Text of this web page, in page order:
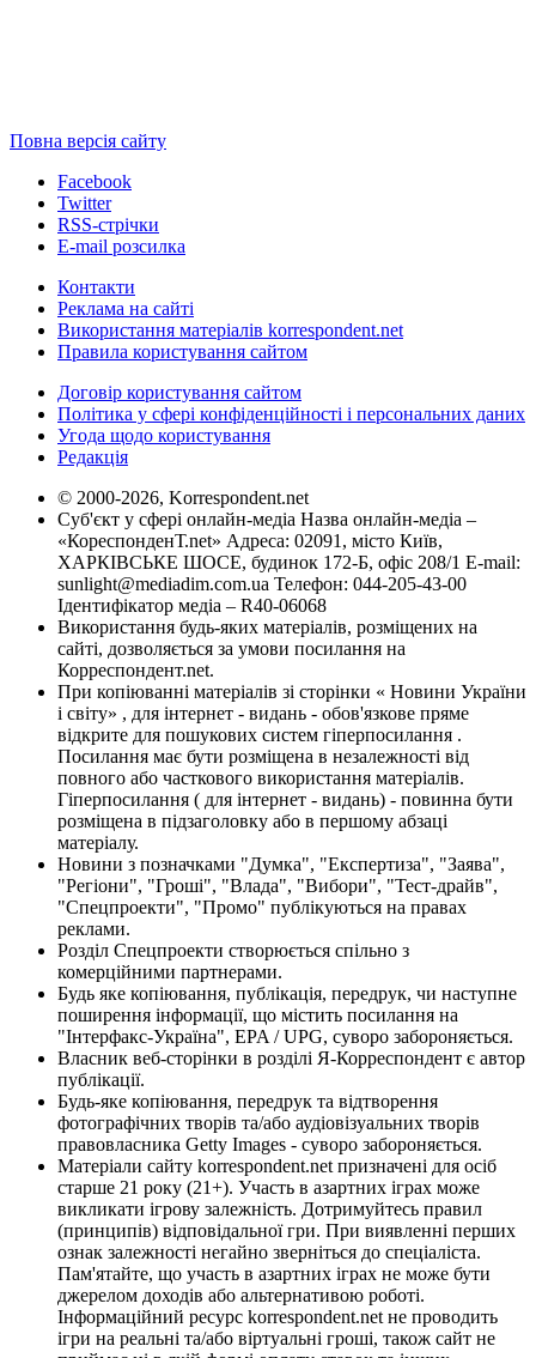
Повна версія сайту
Facebook
Twitter
RSS-стрічки
E-mail розсилка
Контакти
Реклама на сайті
Використання матеріалів korrespondent.net
Правила користування сайтом
Договір користування сайтом
Політика у сфері конфіденційності і персональних даних
Угода щодо користування
Редакція
© 2000-2026, Korrespondent.net
Суб'єкт у сфері онлайн-медіа Назва онлайн-медіа –
«КореспонденТ.net» Адреса: 02091, місто Київ,
ХАРКІВСЬКЕ ШОСЕ, будинок 172-Б, офіс 208/1 E-mail:
sunlight@mediadim.com.ua Телефон: 044-205-43-00
Ідентифікатор медіа – R40-06068
Використання будь-яких матеріалів, розміщених на
сайті, дозволяється за умови посилання на
Корреспондент.net.
При копіюванні матеріалів зі сторінки « Новини України
і світу» , для інтернет - видань - обов'язкове пряме
відкрите для пошукових систем гіперпосилання .
Посилання має бути розміщена в незалежності від
повного або часткового використання матеріалів.
Гіперпосилання ( для інтернет - видань) - повинна бути
розміщена в підзаголовку або в першому абзаці
матеріалу.
Новини з позначками "Думка", "Експертиза", "Заява",
"Регіони", "Гроші", "Влада", "Вибори", "Тест-драйв",
"Спецпроекти", "Промо" публікуються на правах
реклами.
Розділ Спецпроекти створюється спільно з
комерційними партнерами.
Будь яке копіювання, публікація, передрук, чи наступне
поширення інформації, що містить посилання на
"Інтерфакс-Україна", EPA / UPG, суворо забороняється.
Власник веб-сторінки в розділі Я-Корреспондент є автор
публікації.
Будь-яке копіювання, передрук та відтворення
фотографічних творів та/або аудіовізуальних творів
правовласника Getty Images - суворо забороняється.
Матеріали сайту korrespondent.net призначені для осіб
старше 21 року (21+). Участь в азартних іграх може
викликати ігрову залежність. Дотримуйтесь правил
(принципів) відповідальної гри. При виявленні перших
ознак залежності негайно зверніться до спеціаліста.
Пам'ятайте, що участь в азартних іграх не може бути
джерелом доходів або альтернативою роботі.
Інформаційний ресурс korrespondent.net не проводить
ігри на реальні та/або віртуальні гроші, також сайт не